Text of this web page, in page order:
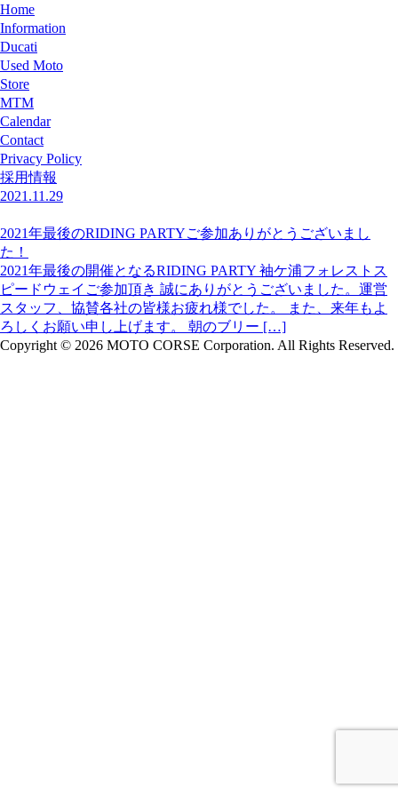
Home
Information
Ducati
Used Moto
Store
MTM
Calendar
Contact
Privacy Policy
採用情報
2021.11.29
2021年最後のRIDING PARTYご参加ありがとうございまし
た！
2021年最後の開催となるRIDING PARTY 袖ケ浦フォレストス
ピードウェイご参加頂き 誠にありがとうございました。運営
スタッフ、協賛各社の皆様お疲れ様でした。 また、来年もよ
ろしくお願い申し上げます。 朝のブリー […]
Copyright © 2026 MOTO CORSE Corporation. All Rights Reserved.